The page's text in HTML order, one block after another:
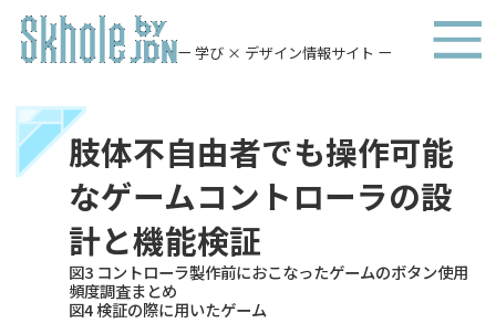
ー 学び × デザイン情報サイト ー
肢体不自由者でも操作可能
なゲームコントローラの設
計と機能検証
図3 コントローラ製作前におこなったゲームのボタン使用
頻度調査まとめ
図4 検証の際に用いたゲーム